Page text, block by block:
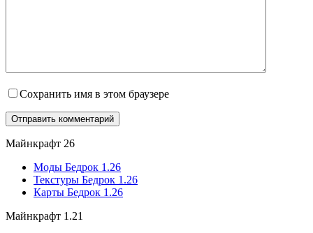
Сохранить имя в этом браузере
Майнкрафт 26
Моды Бедрок 1.26
Текстуры Бедрок 1.26
Карты Бедрок 1.26
Майнкрафт 1.21